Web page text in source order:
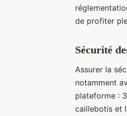
de profiter
Sécurité
Assurer la
notamment
plateforme :
caillebotis et